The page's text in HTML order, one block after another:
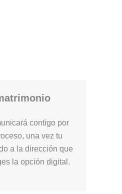
contigo por
una vez tu
a la dirección que
la opción digital.